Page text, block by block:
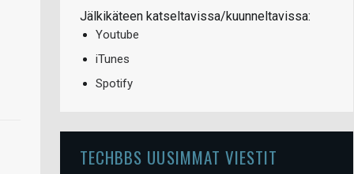
Jälkikäteen katseltavissa/kuunneltavissa:
Youtube
iTunes
Spotify
TECHBBS UUSIMMAT VIESTIT